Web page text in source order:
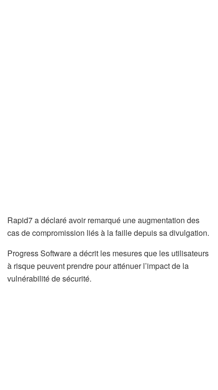
Rapid7 a déclaré avoir remarqué une augmentation des
cas de compromission liés à la faille depuis sa divulgation.
Progress Software a décrit les mesures que les utilisateurs
à risque peuvent prendre pour atténuer l’impact de la
vulnérabilité de sécurité.